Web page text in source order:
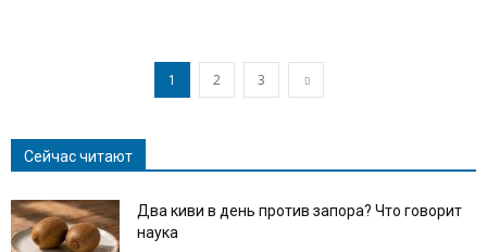
1 2 3
Сейчас читают
Два киви в день против запора? Что говорит
наука